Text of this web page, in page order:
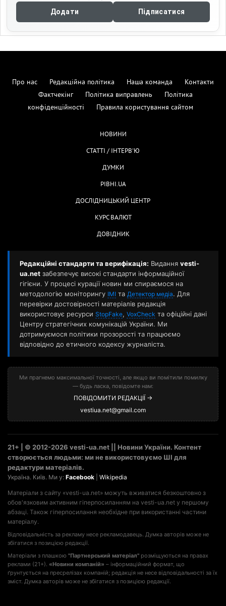
Додати Підписатися
Про нас Редакційна політика Наша команда
Контакти
Фактчекінг
Політика виправлень
Політика
конфіденційності
Правила користування сайтом
НОВИНИ
СТАТТІ / ІНТЕРВ'Ю
ДУМКИ
РІВНІ.UA
ДОСЛІДНИЦЬКИЙ ЦЕНТР
КУРС ВАЛЮТ
ДОВІДНИК
Редакційні стандарти та верифікація: Видання vesti-
ua.net забезпечує високі стандарти інформаційної
гігієни. У процесі курації новин ми спираємося на
методологію моніторингу ІМІ та Детектор медіа. Для
перевірки достовірності матеріалів редакція
використовує ресурси StopFake, VoxCheck та офіційні дані
Центру стратегічних комунікацій України. Ми
дотримуємося політики прозорості та працюємо
відповідно до етичного кодексу журналіста.
Ми прагнемо максимальної точності, але якщо ви помітили помилку
— будь ласка, повідомте нам:
ПОВІДОМИТИ РЕДАКЦІЇ →
vestiua.net@gmail.com
21+ | © 2012-2026 vesti-ua.net || Новини України. Контент
створюється людьми: ми не використовуємо ШІ для
редактури матеріалів.
Україна. Київ. Ми у: Facebook Wikipedia
Матеріали з сайту «vesti-ua.net» можуть вживатися безкоштовно з
обов'язковим активним гіперпосиланням на vesti-ua.net у першому
абзаці. Також гіперпосилання необхідне при використанні частини
матеріалу.
Відповідальність за рекламу несе рекламодавець. Думка авторів може не
збігатися з позицією редакції.
Матеріали з плашкою "Партнерський матеріал" розміщуються на правах
реклами (21+). «Новини компаній» – інформаційний формат, що
ґрунтується на пресрелізах компаній; редакція не несе відповідальності за їх
зміст. Думка авторів може не збігатися з позицією редакції.